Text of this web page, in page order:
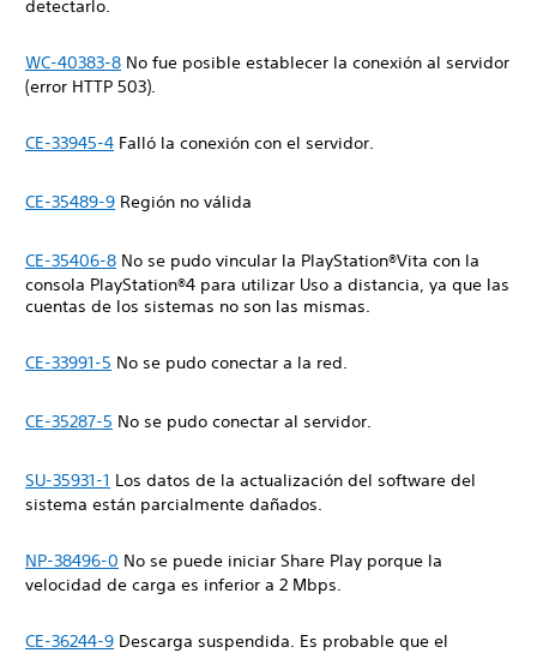
detectarlo.
WC-40383-8 No fue posible establecer la conexión al servidor
(error HTTP 503).
CE-33945-4 Falló la conexión con el servidor.
CE-35489-9 Región no válida
CE-35406-8 No se pudo vincular la PlayStation®Vita con la
consola PlayStation®4 para utilizar Uso a distancia, ya que las
cuentas de los sistemas no son las mismas.
CE-33991-5 No se pudo conectar a la red.
CE-35287-5 No se pudo conectar al servidor.
SU-35931-1 Los datos de la actualización del software del
sistema están parcialmente dañados.
NP-38496-0 No se puede iniciar Share Play porque la
velocidad de carga es inferior a 2 Mbps.
CE-36244-9 Descarga suspendida. Es probable que el